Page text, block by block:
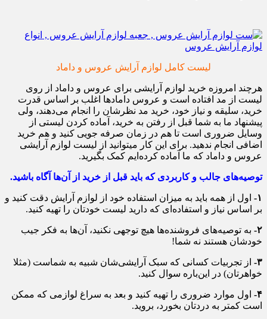
لیست کامل لوازم آرایش عروس و داماد
هرچند امروزه خرید لوازم آرایشی برای عروس و داماد از روی
لیست از مد افتاده است و عروس داماد‌ها اغلب بر اساس قدرت
خرید، سلیقه و نیاز خود، خرید مد نظرشان را انجام می‌دهند، ولی
پیشنهاد ما به شما قبل از رفتن به خرید، آماده کردن لیستی از
وسایل ضروری است تا هم در زمان صرفه جویی کنید و هم خرید
اضافی انجام ندهید. برای این کار میتوانید از لیست لوازم آرایشی
عروس و داماد که ما آماده کرده‌ایم کمک بگیرید.
توصیه‌های جالب و کاربردی که باید قبل از خرید از آن‌ها آگاه باشید.
۱-
اول از همه باید به میزان استفاده خود از لوازم آرایش دقت کنید و
بر اساس نیاز و استفاده‌ای که دارید لیست خودتان را تهیه کنید.
۲- به توصیه‌های فروشنده‌ها هیچ توجهی نکنید، آن‌ها به فکر جیب
خودشان هستند نه شما!
۳-
از تجربیات کسانی که سبک آرایشی‌شان شبیه به شماست (مثلا
خواهرتان) در این‌باره سوال کنید.
۴-
اول موارد ضروری را تهیه کنید و بعد به سراغ لوازمی که ممکن
است کمتر به دردتان بخورد، بروید.